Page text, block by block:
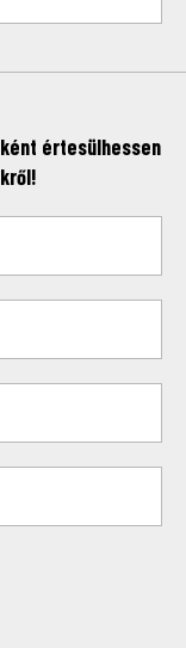
értesülhessen